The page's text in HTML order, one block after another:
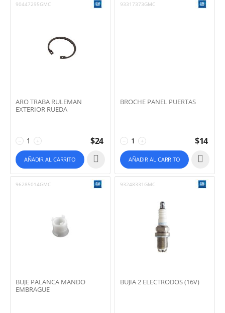
90447295GMC
ARO TRABA RULEMAN
EXTERIOR RUEDA
+
− $24
AÑADIR AL CARRITO
93317373GMC
BROCHE PANEL PUERTAS
+
− $14
AÑADIR AL CARRITO
96285014GMC
BUJE PALANCA MANDO
EMBRAGUE
93248331GMC
BUJIA 2 ELECTRODOS (16V)